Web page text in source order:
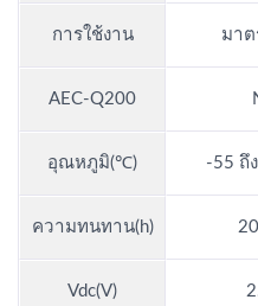
การใช้งาน มาต
AEC-Q200
อุณหภูมิ(℃) -55 ถึ
ความทนทาน(h)
Vdc(V)